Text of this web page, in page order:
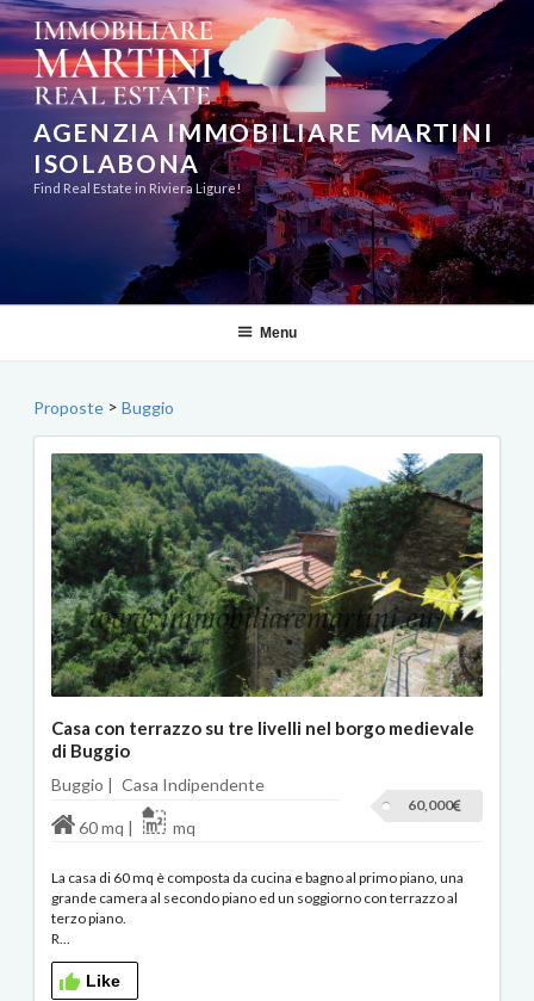
Salta
al
contenuto
AGENZIA IMMOBILIARE MARTINI
ISOLABONA
Find Real Estate in Riviera Ligure!
Menu
Proposte > Buggio
Casa con terrazzo su tre livelli nel borgo medievale
di Buggio
Buggio | Casa Indipendente
60,000
60 mq | mq
La casa di 60 mq è composta da cucina e bagno al primo piano, una
grande camera al secondo piano ed un soggiorno con terrazzo al
terzo piano.
R...
Like